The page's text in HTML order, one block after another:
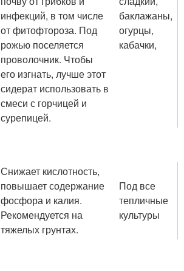
инфекций, в том числе
от фитофтороза. Под
рожью поселяется
проволочник. Чтобы
его изгнать, лучше этот
сидерат использовать в
смеси с горчицей и
сурепицей.
баклажаны,
огурцы,
кабачки,
Снижает кислотность,
повышает содержание
фосфора и калия.
Рекомендуется на
тяжелых грунтах.
Под все
тепличные
культуры